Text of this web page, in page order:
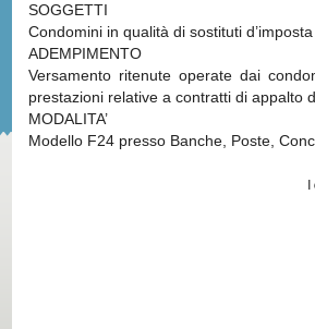
SOGGETTI
Condomini in qualità di sostituti d’imposta
ADEMPIMENTO
Versamento ritenute operate dai
prestazioni relative a contratti di appalto
MODALITA’
Modello F24 presso Banche, Poste,
I